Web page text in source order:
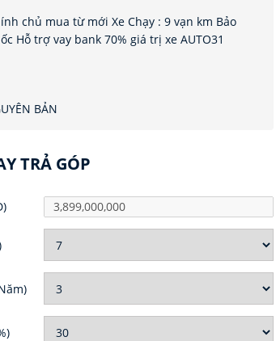
chủ mua từ mới Xe Chạy : 9 vạn km Bảo
Hỗ trợ vay bank 70% giá trị xe AUTO31
BẢN
TRẢ GÓP